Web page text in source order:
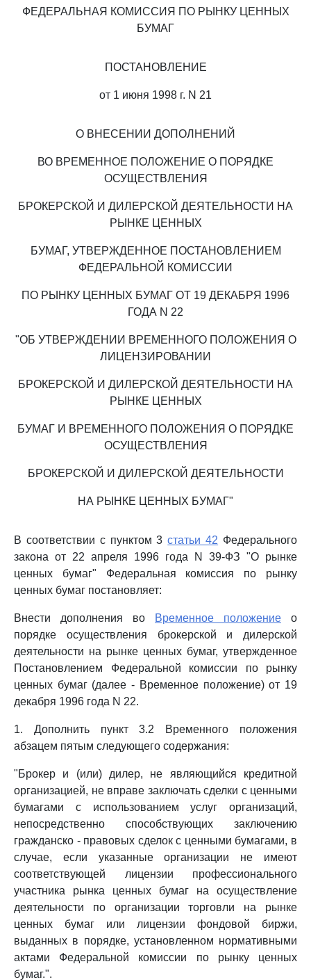
ФЕДЕРАЛЬНАЯ КОМИССИЯ ПО РЫНКУ ЦЕННЫХ
БУМАГ
ПОСТАНОВЛЕНИЕ
от 1 июня 1998 г. N 21
О ВНЕСЕНИИ ДОПОЛНЕНИЙ
ВО ВРЕМЕННОЕ ПОЛОЖЕНИЕ О ПОРЯДКЕ
ОСУЩЕСТВЛЕНИЯ
БРОКЕРСКОЙ И ДИЛЕРСКОЙ ДЕЯТЕЛЬНОСТИ НА
РЫНКЕ ЦЕННЫХ
БУМАГ, УТВЕРЖДЕННОЕ ПОСТАНОВЛЕНИЕМ
ФЕДЕРАЛЬНОЙ КОМИССИИ
ПО РЫНКУ ЦЕННЫХ БУМАГ ОТ 19 ДЕКАБРЯ 1996
ГОДА N 22
"ОБ УТВЕРЖДЕНИИ ВРЕМЕННОГО ПОЛОЖЕНИЯ О
ЛИЦЕНЗИРОВАНИИ
БРОКЕРСКОЙ И ДИЛЕРСКОЙ ДЕЯТЕЛЬНОСТИ НА
РЫНКЕ ЦЕННЫХ
БУМАГ И ВРЕМЕННОГО ПОЛОЖЕНИЯ О ПОРЯДКЕ
ОСУЩЕСТВЛЕНИЯ
БРОКЕРСКОЙ И ДИЛЕРСКОЙ ДЕЯТЕЛЬНОСТИ
НА РЫНКЕ ЦЕННЫХ БУМАГ"
В соответствии с пунктом 3статьи 42 Федерального
закона от 22 апреля 1996 года N 39-ФЗ "О рынке
ценных бумаг" Федеральная комиссия по рынку
ценных бумаг постановляет:
Внести дополнения во Временное положение о
порядке осуществления брокерской и дилерской
деятельности на рынке ценных бумаг, утвержденное
Постановлением Федеральной комиссии по рынку
ценных бумаг (далее - Временное положение) от 19
декабря 1996 года N 22.
1. Дополнить пункт 3.2 Временного положения
абзацем пятым следующего содержания:
"Брокер и (или) дилер, не являющийся кредитной
организацией, не вправе заключать сделки с ценными
бумагами с использованием услуг организаций,
непосредственно способствующих заключению
гражданско - правовых сделок с ценными бумагами, в
случае, если указанные организации не имеют
соответствующей лицензии профессионального
участника рынка ценных бумаг на осуществление
деятельности по организации торговли на рынке
ценных бумаг или лицензии фондовой биржи,
выданных в порядке, установленном нормативными
актами Федеральной комиссии по рынку ценных
бумаг.".